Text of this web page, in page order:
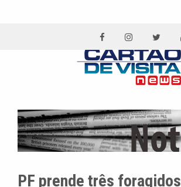
PF prende três foragidos